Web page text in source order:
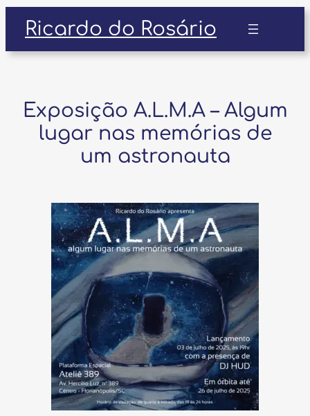
para
o
Ricardo do Rosário
Exposição A.L.M.A – Algum
lugar nas memórias de
um astronauta